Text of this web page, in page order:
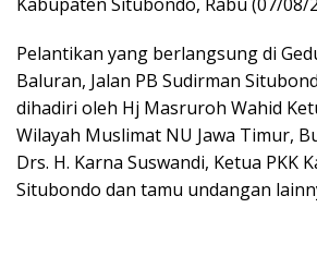
Pelantikan yang berlangsung di
Baluran, Jalan PB Sudirman
dihadiri oleh Hj Masruroh Wahid
Wilayah Muslimat NU Jawa Timur,
Drs. H. Karna Suswandi, Ketua PKK
Situbondo dan tamu undangan